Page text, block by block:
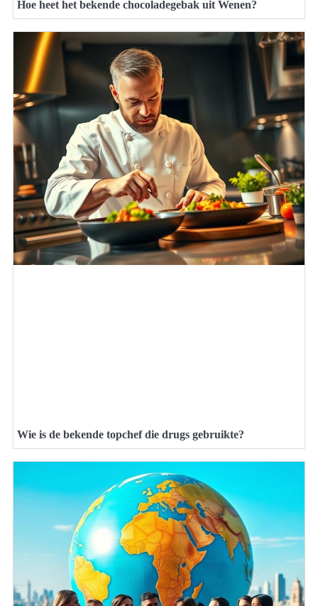
Hoe heet het bekende chocoladegebak uit Wenen?
Wie is de bekende topchef die drugs gebruikte?